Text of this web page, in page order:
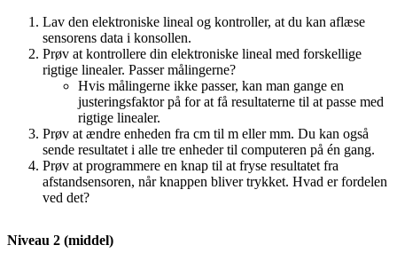
Lav den elektroniske lineal og kontroller, at du kan aflæse
sensorens data i konsollen.
Prøv at kontrollere din elektroniske lineal med forskellige
rigtige linealer. Passer målingerne?
Hvis målingerne ikke passer, kan man gange en
justeringsfaktor på for at få resultaterne til at passe med
rigtige linealer.
Prøv at ændre enheden fra cm til m eller mm. Du kan også
sende resultatet i alle tre enheder til computeren på én gang.
Prøv at programmere en knap til at fryse resultatet fra
afstandsensoren, når knappen bliver trykket. Hvad er fordelen
ved det?
Niveau 2 (middel)